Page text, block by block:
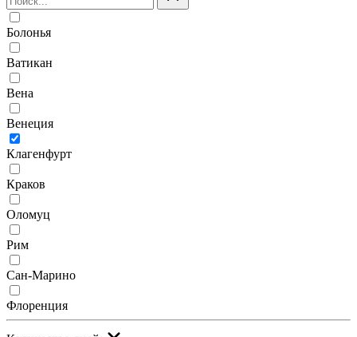
Болонья
Ватикан
Вена
Венеция
Клагенфурт
Краков
Оломуц
Рим
Сан-Марино
Флоренция